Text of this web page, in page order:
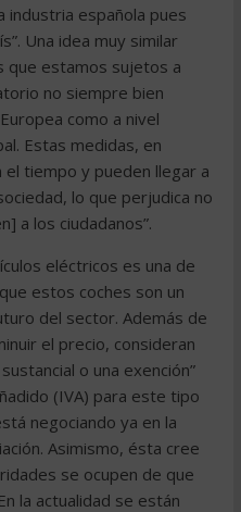
industria española pues
Una idea muy similar
que estamos sujetos a
no siempre bien
como a nivel
Estas medidas, en
tiempo y pueden llegar a
lo que perjudica no
a los ciudadanos”.
eléctricos es una de
estos coches son un
del sector. Además de
el precio, consideran
o una exención”
(IVA) para este tipo
negociando ya en la
Asimismo, ésta cree
se ocupen de que
la actualidad se están